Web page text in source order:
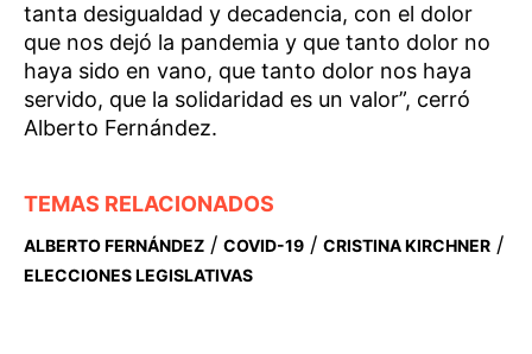
tanta desigualdad y decadencia, con el dolor
que nos dejó la pandemia y que tanto dolor no
haya sido en vano, que tanto dolor nos haya
servido, que la solidaridad es un valor”, cerró
Alberto Fernández.
TEMAS RELACIONADOS
ALBERTO FERNÁNDEZ / COVID-19 / CRISTINA KIRCHNER /
ELECCIONES LEGISLATIVAS